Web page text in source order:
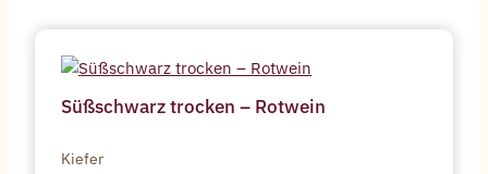
Süßschwarz trocken – Rotwein
Kiefer